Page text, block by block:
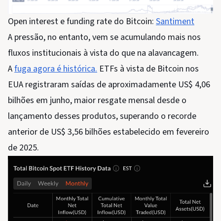
Open interest e funding rate do Bitcoin: Santiment
A pressão, no entanto, vem se acumulando mais nos
fluxos institucionais à vista do que na alavancagem.
Afuga agora é histórica. ETFs à vista de Bitcoin nos
EUA registraram saídas de aproximadamente US$ 4,06
bilhões em junho, maior resgate mensal desde o
lançamento desses produtos, superando o recorde
anterior de US$ 3,56 bilhões estabelecido em fevereiro
de 2025.